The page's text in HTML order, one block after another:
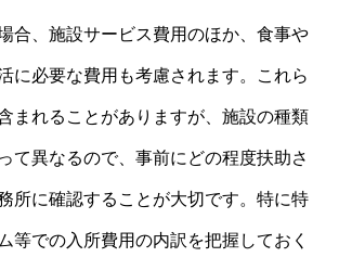
合、施設サービス費用のほか、食事や
に必要な費用も考慮されます。これら
まれることがありますが、施設の種類
て異なるので、事前にどの程度扶助さ
所に確認することが大切です。特に特
等での入所費用の内訳を把握しておく